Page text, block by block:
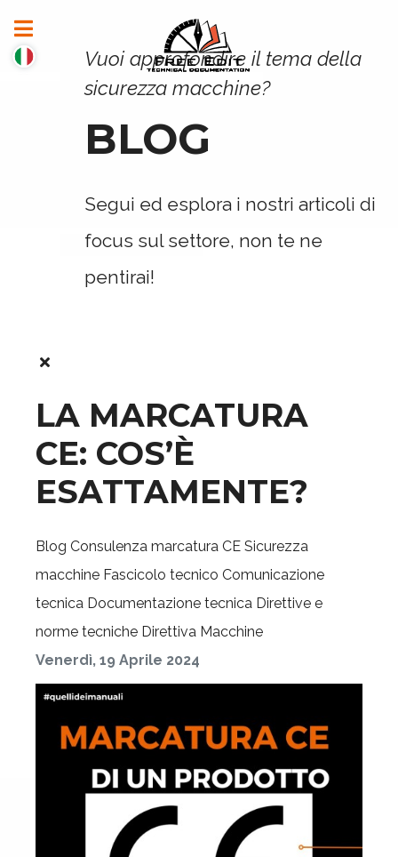
Vuoi approfondire il tema della
sicurezza macchine?
BLOG
Segui ed esplora i nostri articoli di
focus sul settore, non te ne
pentirai!
LA MARCATURA
CE: COS’È
ESATTAMENTE?
Blog Consulenza marcatura CE Sicurezza
macchine Fascicolo tecnico Comunicazione
tecnica Documentazione tecnica Direttive e
norme tecniche Direttiva Macchine
Venerdì, 19 Aprile 2024